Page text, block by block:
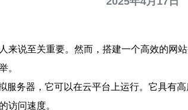
来说至关重要。然而，搭建一个高效的
。
务器，它可以在云平台上运行。它具有
访问速度。